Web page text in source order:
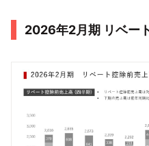
2026年2月期 リベー